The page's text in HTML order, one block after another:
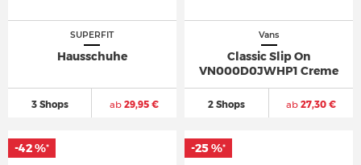
SUPERFIT
Hausschuhe
3 Shops ab29,95 €
Vans
Classic Slip On
VN000D0JWHP1 Creme
2 Shops ab27,30 €
-42 %* -25 %*